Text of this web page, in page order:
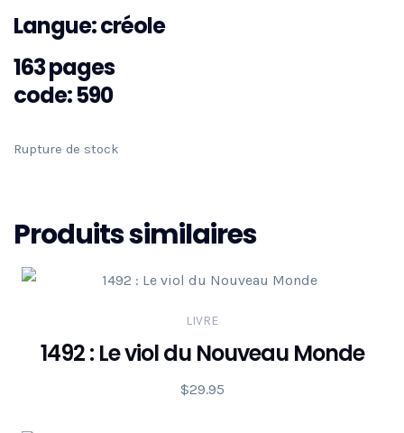
Langue: créole
163 pages
code: 590
Rupture de stock
Produits similaires
LIVRE
1492 : Le viol du Nouveau Monde
$29.95